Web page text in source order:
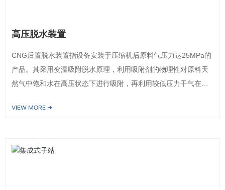
高压脱水装置
CNG后置脱水装置指设备安装于压缩机后原料气压力达25MPa的
产品。其采用变温吸附脱水原理，利用吸附剂的物理性对原料天
然气中饱和水在高压状态下进行吸附，再利用较低压力干气在较
行。
VIEW MORE ➜